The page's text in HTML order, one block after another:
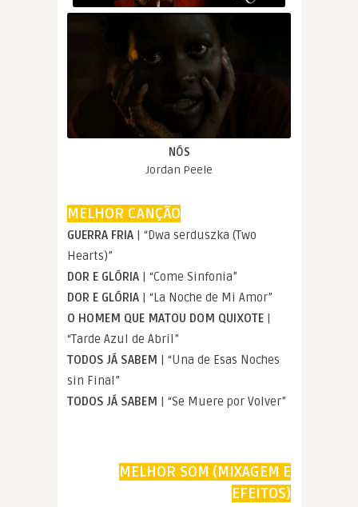
NÓS
Jordan Peele
MELHOR CANÇÃO
GUERRA FRIA | “Dwa serduszka (Two
Hearts)”
DOR E GLÓRIA | “Come Sinfonia”
DOR E GLÓRIA | “La Noche de Mi Amor”
O HOMEM QUE MATOU DOM QUIXOTE |
“Tarde Azul de Abril”
TODOS JÁ SABEM | “Una de Esas Noches
sin Final”
TODOS JÁ SABEM | “Se Muere por Volver”
MELHOR SOM (MIXAGEM E
EFEITOS)